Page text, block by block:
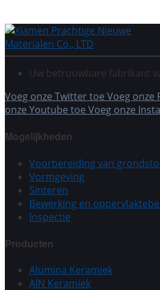
Uw betrouwbare fabrikant
Voeg onze Twitter toe Voeg onze
onze Youtube toe Voeg onze
Mogelijkheden
Voorbereiding van
Vormgeving
Sinteren
Bewerking en
Inspectie
Producten
Alumina Keramiek
AlN Keramiek